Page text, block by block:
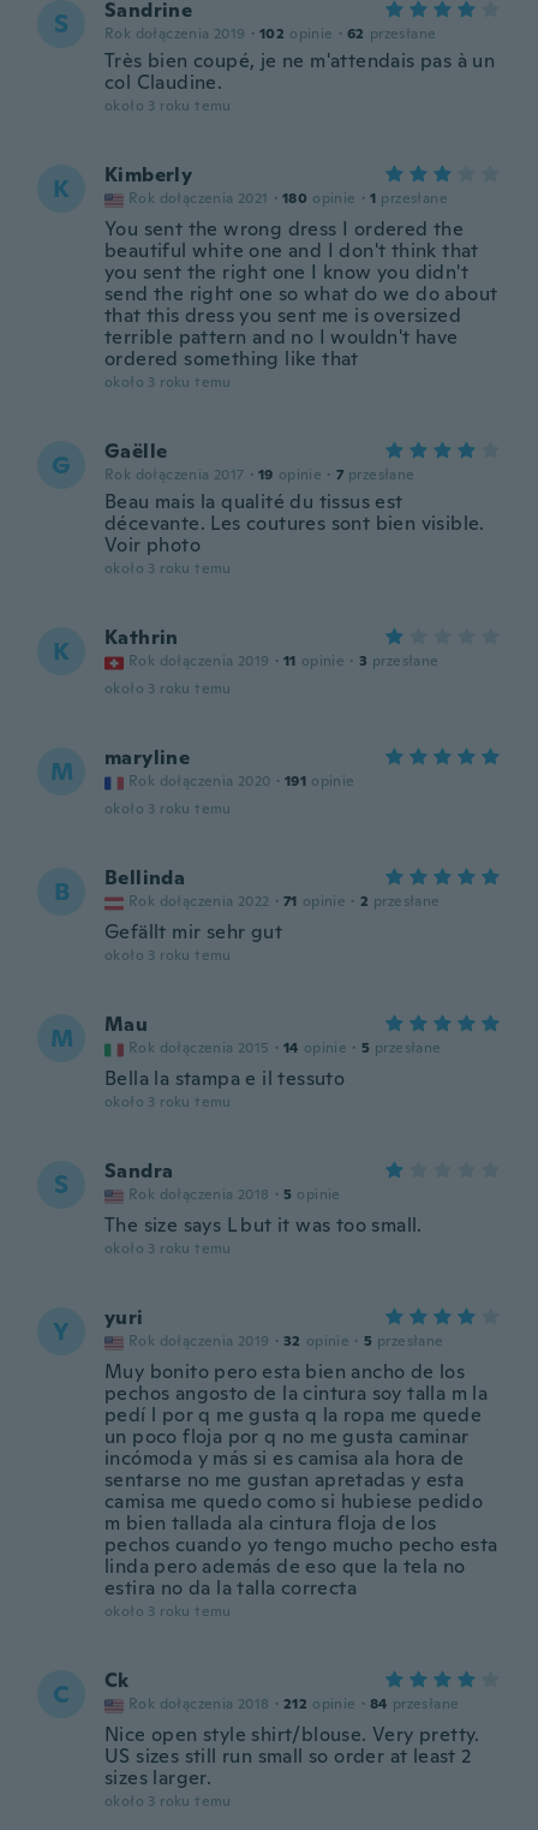
S Sandrine
Rok dołączenia 2019 · 102 opinie · 62 przesłane
Très bien coupé, je ne m'attendais pas à un
col Claudine.
około 3 roku temu
K Kimberly
Rok dołączenia 2021 · 180 opinie · 1 przesłane
You sent the wrong dress I ordered the
beautiful white one and I don't think that
you sent the right one I know you didn't
send the right one so what do we do about
that this dress you sent me is oversized
terrible pattern and no I wouldn't have
ordered something like that
około 3 roku temu
G Gaëlle
Rok dołączenia 2017 · 19 opinie · 7 przesłane
Beau mais la qualité du tissus est
décevante. Les coutures sont bien visible.
Voir photo
około 3 roku temu
K Kathrin
Rok dołączenia 2019 · 11 opinie · 3 przesłane
około 3 roku temu
M maryline
Rok dołączenia 2020 · 191 opinie
około 3 roku temu
B Bellinda
Rok dołączenia 2022 · 71 opinie · 2 przesłane
Gefällt mir sehr gut
około 3 roku temu
M Mau
Rok dołączenia 2015 · 14 opinie · 5 przesłane
Bella la stampa e il tessuto
około 3 roku temu
S Sandra
Rok dołączenia 2018 · 5 opinie
The size says L but it was too small.
około 3 roku temu
Y yuri
Rok dołączenia 2019 · 32 opinie · 5 przesłane
Muy bonito pero esta bien ancho de los
pechos angosto de la cintura soy talla m la
pedí l por q me gusta q la ropa me quede
un poco floja por q no me gusta caminar
incómoda y más si es camisa ala hora de
sentarse no me gustan apretadas y esta
camisa me quedo como si hubiese pedido
m bien tallada ala cintura floja de los
pechos cuando yo tengo mucho pecho esta
linda pero además de eso que la tela no
estira no da la talla correcta
około 3 roku temu
C Ck
Rok dołączenia 2018 · 212 opinie · 84 przesłane
Nice open style shirt/blouse. Very pretty.
US sizes still run small so order at least 2
sizes larger.
około 3 roku temu